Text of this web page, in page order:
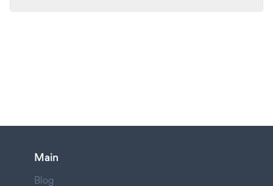
Main
Blog